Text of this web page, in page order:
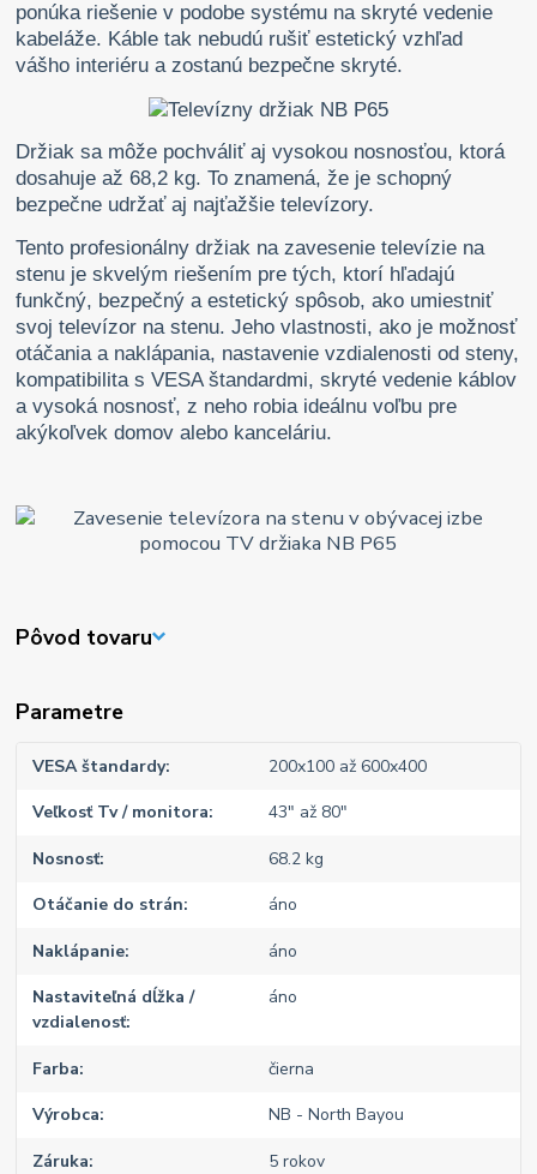
ponúka riešenie v podobe systému na skryté vedenie
kabeláže. Káble tak nebudú rušiť estetický vzhľad
vášho interiéru a zostanú bezpečne skryté.
Držiak sa môže pochváliť aj vysokou nosnosťou, ktorá
dosahuje až 68,2 kg. To znamená, že je schopný
bezpečne udržať aj najťažšie televízory.
Tento profesionálny držiak na zavesenie televízie na
stenu je skvelým riešením pre tých, ktorí hľadajú
funkčný, bezpečný a estetický spôsob, ako umiestniť
svoj televízor na stenu. Jeho vlastnosti, ako je možnosť
otáčania a naklápania, nastavenie vzdialenosti od steny,
kompatibilita s VESA štandardmi, skryté vedenie káblov
a vysoká nosnosť, z neho robia ideálnu voľbu pre
akýkoľvek domov alebo kanceláriu.
Pôvod tovaru
Parametre
VESA štandardy 200x100 až 600x400
Veľkosť Tv / monitora 43" až 80"
Nosnosť 68.2 kg
Otáčanie do strán áno
Naklápanie áno
Nastaviteľná dĺžka /
vzdialenosť
áno
Farba čierna
Výrobca NB - North Bayou
Záruka 5 rokov